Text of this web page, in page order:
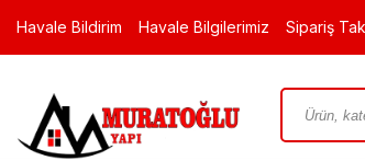
Havale Bildirim Havale Bilgilerimiz Sipariş